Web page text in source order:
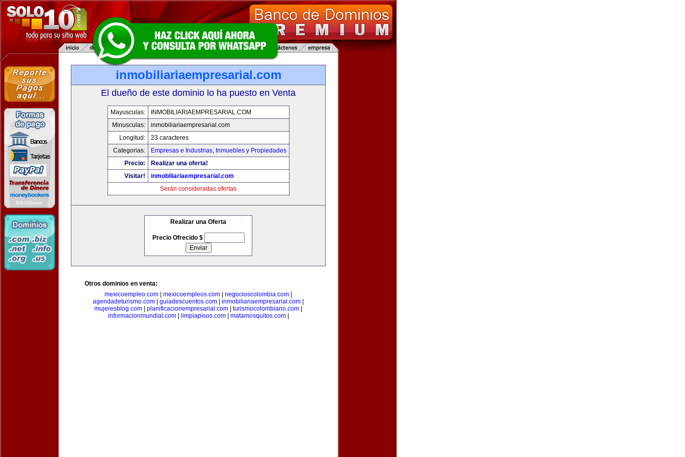
inmobiliariaempresarial.com
El dueño de este dominio lo ha puesto en Venta
Mayusculas:
INMOBILIARIAEMPRESARIAL.COM
Minusculas:
inmobiliariaempresarial.com
Longitud:
23 caracteres
Categorias:
Empresas e Industrias, Inmuebles y Propiedades
Precio:
Realizar una oferta!
Visitar!
inmobiliariaempresarial.com
Serán consideradas ofertas
Realizar una Oferta
Precio Ofrecido $
Otros dominios en venta:
mexicoempleo.com
mexicoempleos.com negocioscolombia.com
agendadeturismo.com
guiadescuentos.com inmobiliariaempresarial.com
mujeresblog.com
planificacionempresarial.com turismocolombiano.com
informacionmundial.com| limpiapisos.com| matamosquitos.com|